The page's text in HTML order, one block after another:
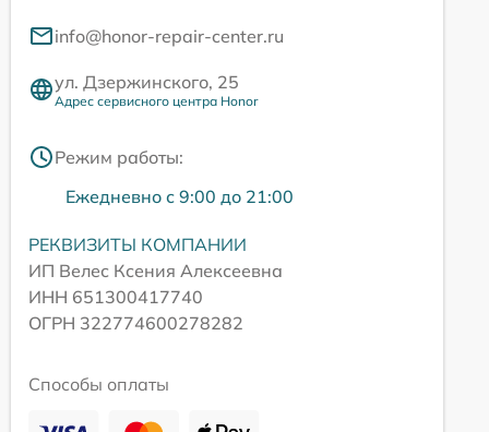
info@honor-repair-center.ru
ул. Дзержинского, 25
Адрес сервисного центра Honor
Режим работы:
Ежедневно с 9:00 до 21:00
РЕКВИЗИТЫ КОМПАНИИ
ИП Велес Ксения Алексеевна
ИНН 651300417740
ОГРН 322774600278282
Способы оплаты